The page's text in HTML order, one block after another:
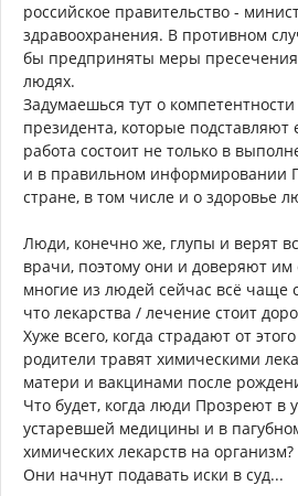
российское правительство -
здравоохранения. В противном
бы предприняты меры
людях.
Задумаешься тут о
президента, которые подставляют
работа состоит не только в
и в правильном информировании
стране, в том числе и о здоровье
Люди, конечно же, глупы и верят
врачи, поэтому они и доверяют им
многие из людей сейчас всё чаще
что лекарства / лечение стоит
Хуже всего, когда страдают от
родители травят химическими
матери и вакцинами после
Что будет, когда люди Прозреют в
устаревшей медицины и в
химических лекарств на организм?
Они начнут подавать иски в суд...